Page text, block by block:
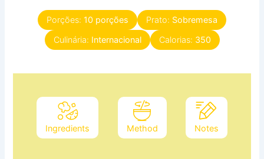
Porções: 10 porções Prato: Sobremesa
Culinária: Internacional Calorias: 350
Ingredients Method Notes